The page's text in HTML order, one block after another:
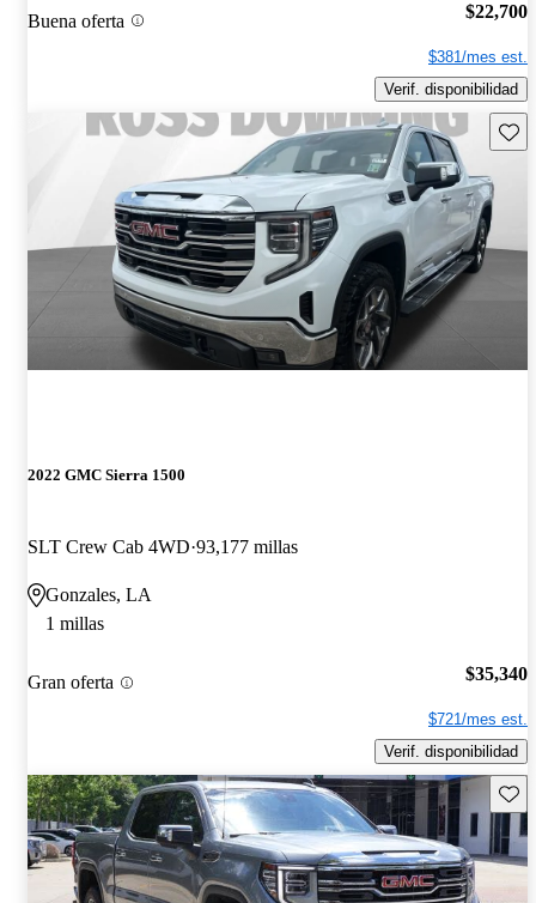
Buena oferta $22,700
$381/mes est.
Verif. disponibilidad
2022 GMC Sierra 1500
SLT Crew Cab 4WD 93,177 millas
Gonzales, LA
1 millas
Gran oferta $35,340
$721/mes est.
Verif. disponibilidad